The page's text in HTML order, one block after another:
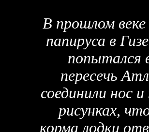
В прошлом веке
папируса в
попытался
пересечь
соединили нос
рисунках,
корма лодки